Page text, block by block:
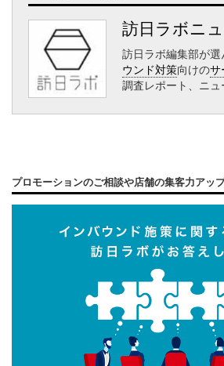
訪日ラボニ
訪日ラボ編集部が
ウンド対策向けのサ
調査レポート、ニュ
プロモーションのご相談や店舗の集客力アッ